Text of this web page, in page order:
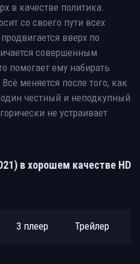
в качестве политика.
со своего пути всех
вверх по
совершенным
помогает ему набирать
меняется после того, как
один честный и неподкупный
не устраивает
в хорошем качестве HD
3 плеер Трейлер